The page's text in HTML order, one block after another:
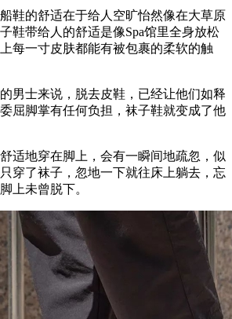
的舒适在于给人空旷怡然像在大草原
鞋带给人的舒适是像Spa馆里全身放松
每一寸皮肤都能有被包裹的柔软的触
士来说，脱去皮鞋，已经让他们如释
屈脚掌有任何负担，袜子鞋就变成了他
地穿在脚上，会有一瞬间地疏忽，似
穿了袜子，忽地一下就往床上躺去，忘
上未曾脱下。